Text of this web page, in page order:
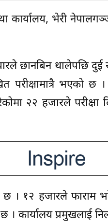
कार्यालय, भेरी
छानबिन थालेपछि
परीक्षामात्रै भएको छ
२२ हजारले परीक्षा
छ । १२ हजारले फाराम
कार्यालय प्रमुखलाई